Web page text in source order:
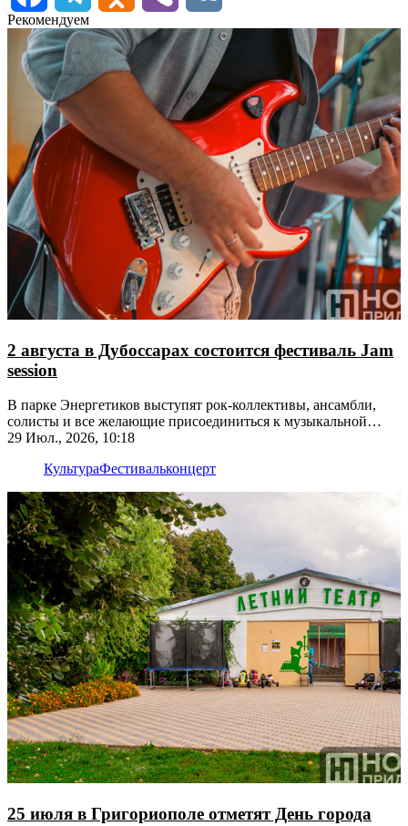
Рекомендуем
2 августа в Дубоссарах состоится фестиваль Jam
session
В парке Энергетиков выступят рок-коллективы, ансамбли,
солисты и все желающие присоединиться к музыкальной
импровизации
29 Июл., 2026, 10:18
КультураФестивальконцерт
25 июля в Григориополе отметят День города